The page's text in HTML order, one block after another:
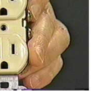
budi ono što jesi – i
ste se lomili
na razrešenje.
Odnosi koji vas